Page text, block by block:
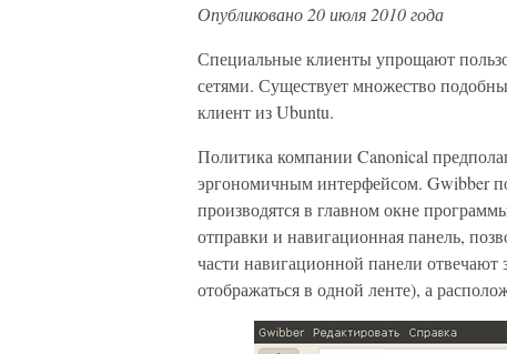
Опубликовано 20 июля 2010 года
Специальные клиенты упрощают
сетями. Существует множество
клиент из Ubuntu.
Политика компании Canonical
эргономичным интерфейсом. Gwibber
производятся в главном окне
отправки и навигационная панель,
части навигационной панели отвечают
отображаться в одной ленте), а